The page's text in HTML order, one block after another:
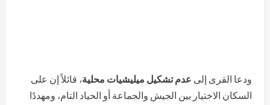
ودعا القرى إلى عدم تشكيل ميليشيات محلية، قائلاً إن على
السكان الاختيار بين الجيش والجماعة أو الحياد التام، ومهددًا